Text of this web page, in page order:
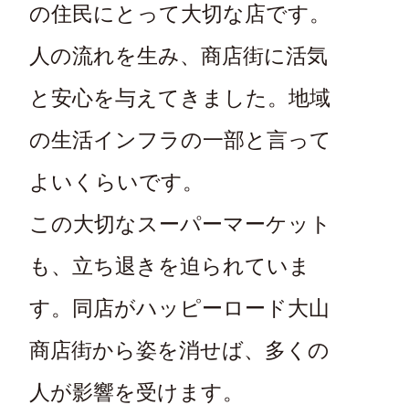
の住民にとって大切な店です。
人の流れを生み、商店街に活気
と安心を与えてきました。地域
の生活インフラの一部と言って
よいくらいです。
この大切なスーパーマーケット
も、立ち退きを迫られていま
す。同店がハッピーロード大山
商店街から姿を消せば、多くの
人が影響を受けます。